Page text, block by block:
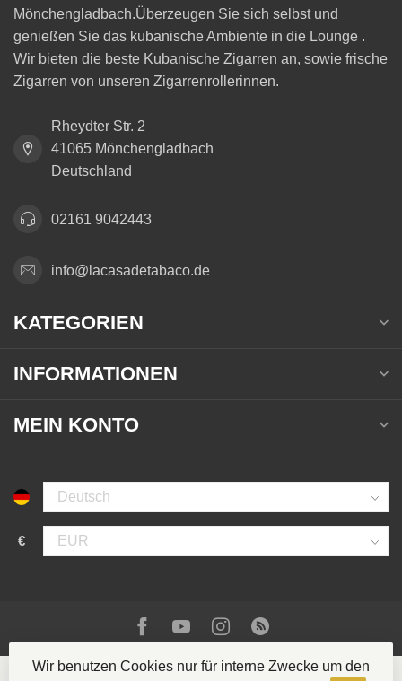
Mönchengladbach.Überzeugen Sie sich selbst und
genießen Sie das kubanische Ambiente in die Lounge .
Wir bieten die beste Kubanische Zigarren an, sowie frische
Zigarren von unseren Zigarrenrollerinnen.
Rheydter Str. 2
41065 Mönchengladbach
Deutschland
02161 9042443
info@lacasadetabaco.de
KATEGORIEN
INFORMATIONEN
MEIN KONTO
€
Wir benutzen Cookies nur für interne Zwecke um den